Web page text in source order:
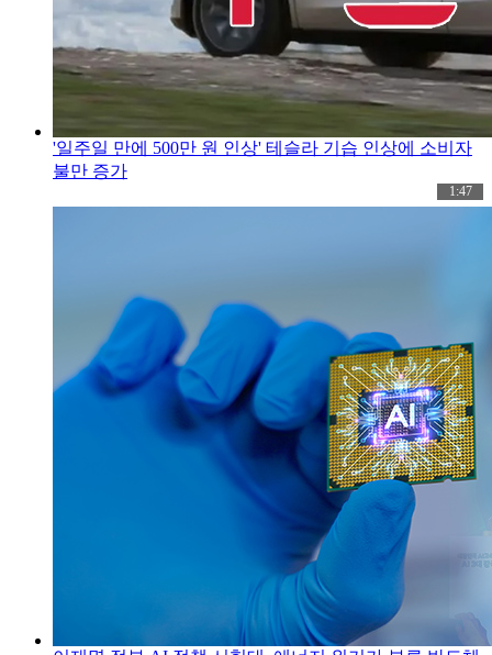
'일주일 만에 500만 원 인상' 테슬라 기습 인상에 소비자
불만 증가
1:47